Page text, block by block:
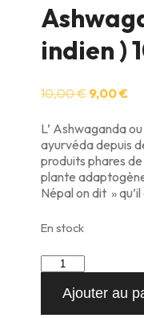
indien )
10,00€Le
initial
était :
10,00 €.
9,00€Le
L’ Ashwaganda
ayurvéda depuis
produits phares
plante
Népal on dit »
En stock
quantité
de
Ashwaganga
Ajouter au